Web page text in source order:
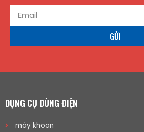
GỬI
DỤNG CỤ DÙNG ĐIỆN
máy khoan